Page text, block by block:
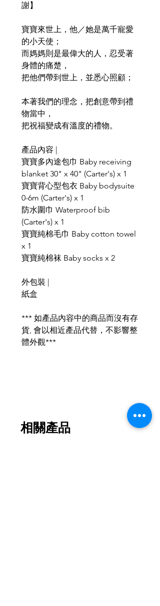
謝】
寶寶來世上，他／她是萬千寵愛
的小天使；
而媽媽則是最偉大的人，忍受著
身體的痛楚，
把他們帶到世上，並悉心照顧；
本著我們的理念，把創意帶到禮
物當中，
把祝福變成有溫度的禮物。
產品內容 |
寶寶多內途包巾 Baby receiving
blanket 30" x 40" (Carter's) x 1
寶寶背心型包衣 Baby bodysuite
0-6m (Carter's) x 1
防水圍巾 Waterproof bib
(Carter's) x 1
寶寶純棉毛巾 Baby cotton towel
x 1
寶寶純棉袜 Baby socks x 2
外包裝 |
紙盒
*** 如產品內容中的商品而沒有存
貨, 會以相近產品代替，不影響整
體外觀***
相關產品